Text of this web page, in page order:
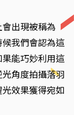
出現被稱為
候我們會認為這
能巧妙利用這
角度拍攝落羽
效果獲得宛如